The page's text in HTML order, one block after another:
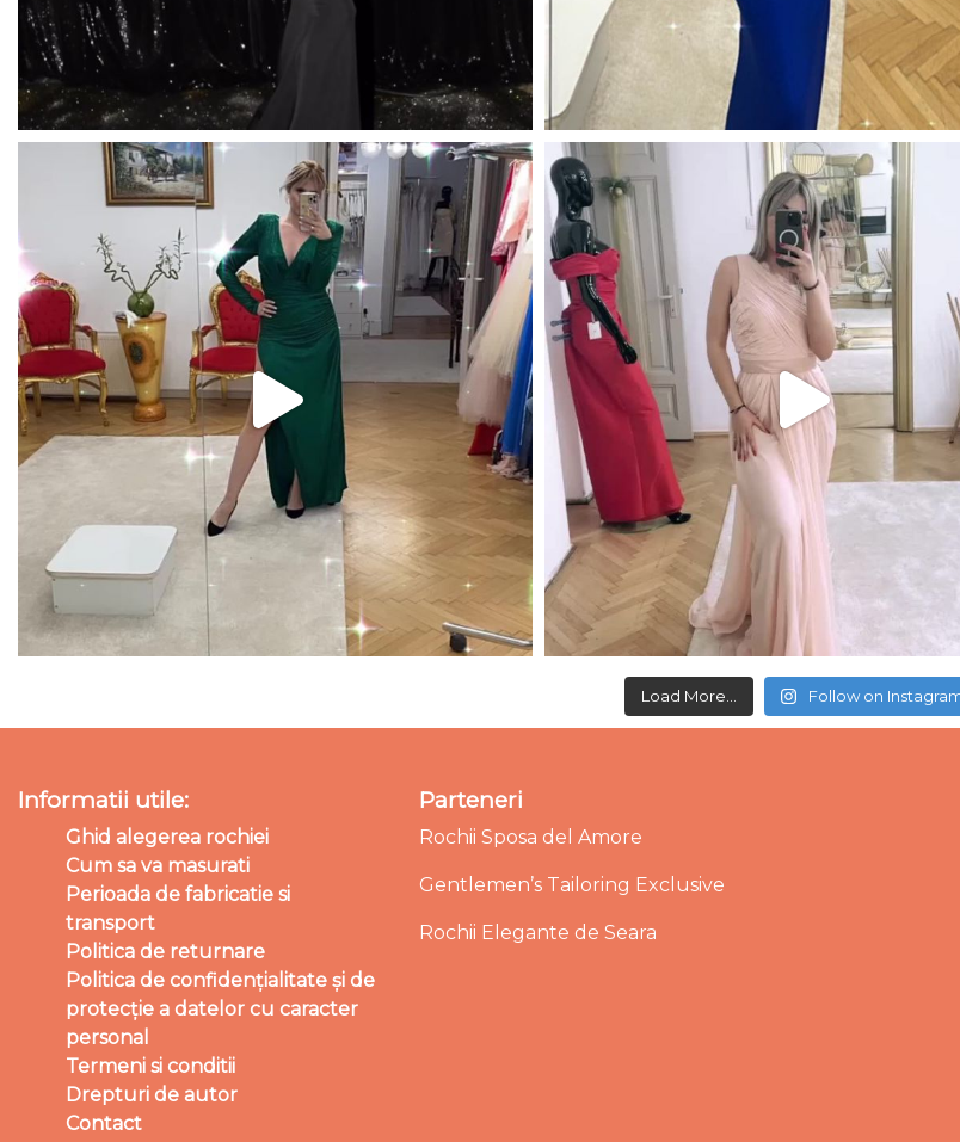
Load More... Follow on
Informatii utile:
Ghid alegerea rochiei
Cum sa va masurati
Perioada de fabricatie si
transport
Politica de returnare
Politica de confidențialitate și de
protecție a datelor cu caracter
personal
Termeni si conditii
Drepturi de autor
Contact
Parteneri
Rochii Sposa del Amore
Gentlemen’s Tailoring Exclusive
Rochii Elegante de Seara